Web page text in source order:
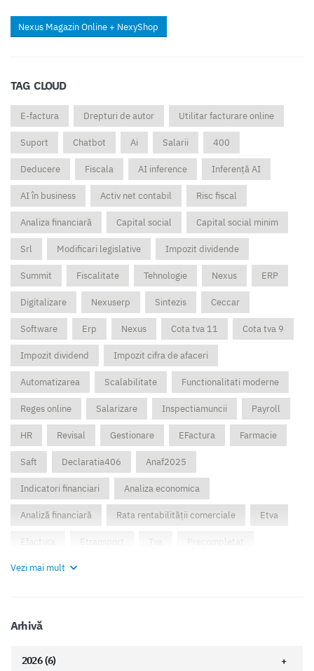
Nexus Magazin Online + NexyShop
TAG CLOUD
E-factura Drepturi de autor Utilitar facturare online
Suport Chatbot Ai Salarii 400
Deducere Fiscala AI inference Inferență AI
AI în business Activ net contabil Risc fiscal
Analiza financiară Capital social Capital social minim
Srl Modificari legislative Impozit dividende
Summit Fiscalitate Tehnologie Nexus ERP
Digitalizare Nexuserp Sintezis Ceccar
Software Erp Nexus Cota tva 11 Cota tva 9
Impozit dividend Impozit cifra de afaceri
Automatizarea Scalabilitate Functionalitati moderne
Reges online Salarizare Inspectiamuncii Payroll
HR Revisal Gestionare EFactura Farmacie
Saft Declaratia406 Anaf2025
Indicatori financiari Analiza economica
Analiză financiară Rata rentabilității comerciale Etva
Efactura Etransport Tva Precompletat
Vanzare
Card de vacanta
Vezi mai mult
Arhivă
2026 (6)